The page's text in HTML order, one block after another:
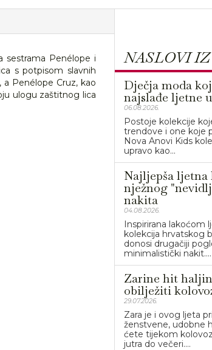
sestrama Penélope i
s potpisom slavnih
Penélope Cruz, kao
ulogu zaštitnog lica
NASLOVI
Dječja moda
najslađe ljetne
06.08.2026.
Postoje kolekcije
trendove i one koje
Nova Anovi Kids
upravo kao...
Najljepša
nježnog
nakita
04.08.2026.
Inspirirana lakoćom
kolekcija hrvatskog
donosi drugačiji
minimalistički nakit....
Zarine hit
obilježiti
29.07.2026.
Zara je i ovog ljeta
ženstvene, udobne
ćete tijekom
jutra do večeri....